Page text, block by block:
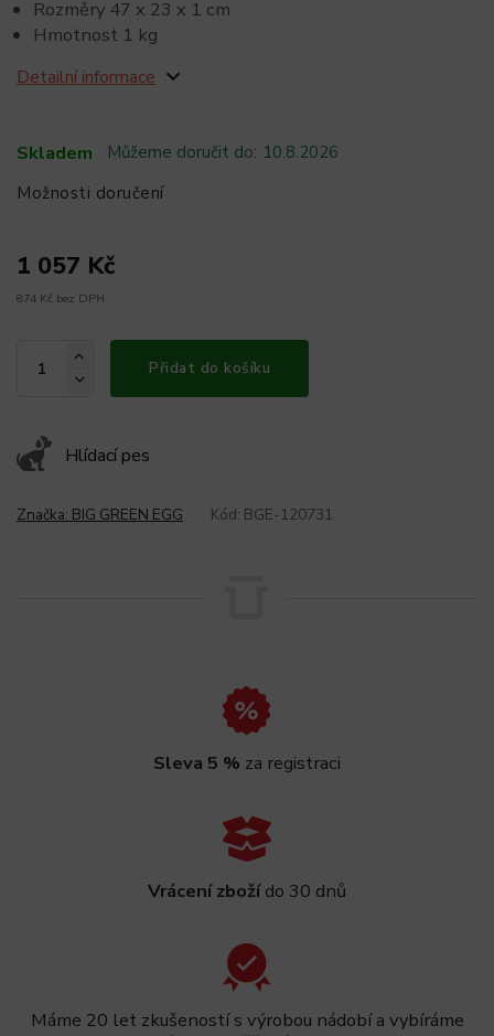
Skladem Můžeme doručit do: 10.8.2026
Možnosti doručení
1 057 Kč
874 Kč bez DPH
Přidat do košíku
Hlídací pes
Rozměry 47 x 23 x 1 cm
Hmotnost 1 kg
Detailní informace
Značka: BIG GREEN EGG Kód: BGE-120731
Sleva 5 % za registraci
Vrácení zbožído 30 dnů
Máme 20 let zkušeností s výrobou nádobí a vybíráme